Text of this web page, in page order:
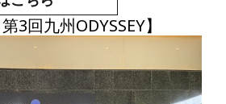
3回九州ODYSSEY】